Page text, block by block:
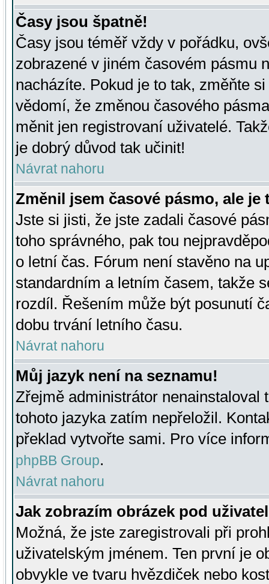
Časy jsou špatně!
Časy jsou téměř vždy v pořádku,
zobrazené v jiném časovém pásmu
nacházíte. Pokud je to tak, změňte
vědomí, že změnou časového
měnit jen registrovaní uživatelé.
je dobrý důvod tak učinit!
Návrat nahoru
Změnil jsem časové pásmo, ale je
Jste si jisti, že jste zadali časové
toho správného, pak tou
o letní čas. Fórum není stavěno na
standardním a letním časem, takže
rozdíl. Řešením může být posunutí
dobu trvání letního času.
Návrat nahoru
Můj jazyk není na seznamu!
Zřejmě administrátor nenainstaloval
tohoto jazyka zatím nepřeložil.
překlad vytvořte sami. Pro více
phpBB Group.
Návrat nahoru
Jak zobrazím obrázek pod
Možná, že jste zaregistrovali při
uživatelským jménem. Ten první je
obvykle ve tvaru hvězdiček nebo